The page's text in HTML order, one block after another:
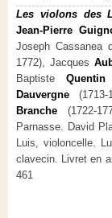
Les violons des
Jean-Pierre
Joseph Cassanea
1772), Jacques
Baptiste Quentin
Dauvergne (1713-
Branche (1722-
Parnasse. David
Luis, violoncelle.
clavecin. Livret en
461